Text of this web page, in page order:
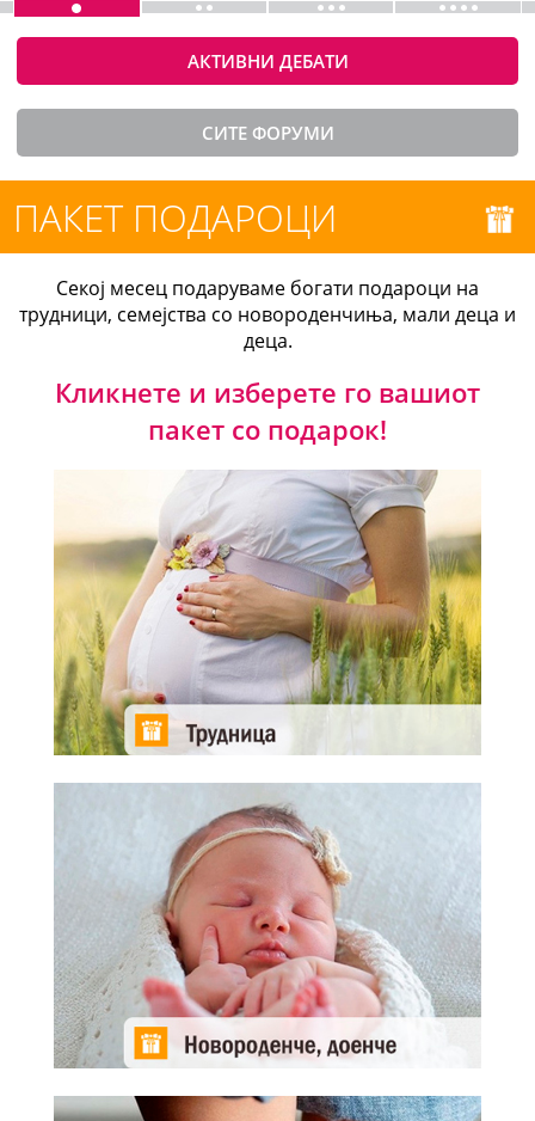
АКТИВНИ ДЕБАТИ
СИТЕ ФОРУМИ
ПАКЕТ ПОДАРОЦИ
Секој месец подаруваме богати подароци на
трудници, семејства со новороденчиња, мали деца и
деца.
Кликнете и изберете го вашиот
пакет со подарок!